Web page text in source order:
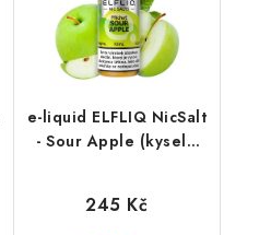
e-liquid ELFLIQ NicSalt
- Sour Apple (kyselé
245 Kč